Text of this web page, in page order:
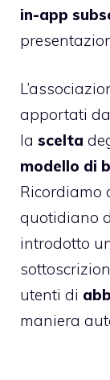
in-app
apportati
la scelta
modello di
Ricordiamo
quotidiano
introdotto
utenti di
maniera